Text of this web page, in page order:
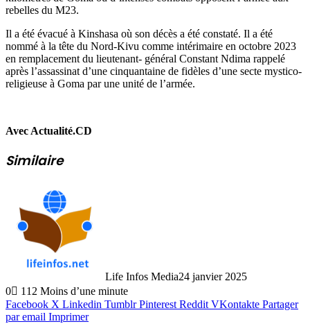
rebelles du M23.
Il a été évacué à Kinshasa où son décès a été constaté. Il a été
nommé à la tête du Nord-Kivu comme intérimaire en octobre 2023
en remplacement du lieutenant- général Constant Ndima rappelé
après l’assassinat d’une cinquantaine de fidèles d’une secte mystico-
religieuse à Goma par une unité de l’armée.
Avec Actualité.CD
Similaire
Life Infos Media24 janvier 2025
0
112 Moins d’une minute
Facebook X Linkedin Tumblr Pinterest Reddit VKontakte Partager
par email Imprimer